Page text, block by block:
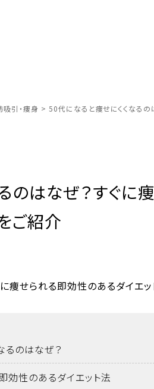
吸引・痩身 > 50代になると痩せにくくなる
のはなぜ？すぐに
ご紹介
るのはなぜ？
効性のあるダイエット法